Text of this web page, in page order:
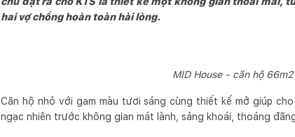
hai vợ chồng hoàn toàn hài lòng.
MID House - căn hộ
Căn hộ nhỏ với gam màu tươi sáng cùng thiết kế mở giúp
ngạc nhiên trước không gian mát lành, sảng khoái, thoáng